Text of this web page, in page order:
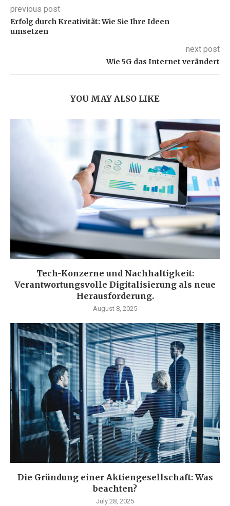
previous post
Erfolg durch Kreativität: Wie Sie Ihre Ideen
umsetzen
next post
Wie 5G das Internet verändert
YOU MAY ALSO LIKE
Tech-Konzerne und Nachhaltigkeit:
Verantwortungsvolle Digitalisierung als neue
Herausforderung.
August 8, 2025
Die Gründung einer Aktiengesellschaft: Was
beachten?
July 28, 2025